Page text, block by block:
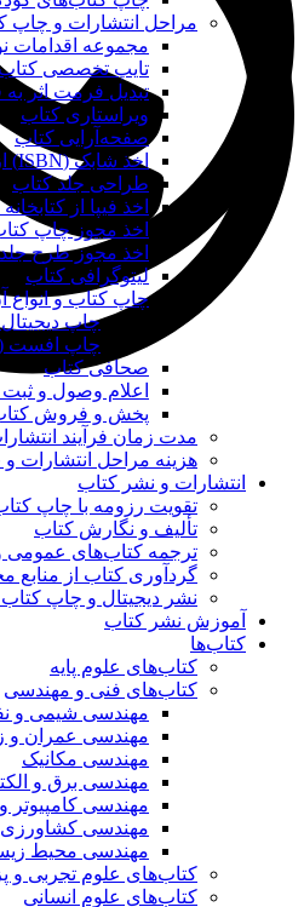
مراحل انتشارات و چاپ
مجموعه اقدامات
تایپ تخصصی
تبدیل فرمت اثر
ویراستاری کتاب
صفحه‌آرایی کتاب
اخذ شابک (ISBN) از خانه کتاب
طراحی جلد کتاب
اخذ فیپا از
اخذ مجوز چاپ
اخذ مجوز طرح
لیتوگرافی کتاب
چاپ کتاب و انواع
چاپ
چاپ افست
صحافی کتاب
اعلام وصول و
پخش و فروش
مدت زمان فرآیند
هزینه مراحل انتشارات
انتشارات و نشر کتاب
تقویت رزومه با چاپ
تألیف و نگارش کتاب
ترجمه کتاب‌های
گردآوری کتاب از منابع
نشر دیجیتال و چاپ کتاب
آموزش نشر کتاب
کتاب‌ها
کتاب‌های علوم پایه
کتاب‌های فنی و مهندسی
مهندسی شیمی و
مهندسی عمران و
مهندسی مکانیک
مهندسی برق و
مهندسی کامپیوتر
مهندسی کشاورزی
مهندسی محیط
کتاب‌های علوم تجربی و
کتاب‌های علوم انسانی